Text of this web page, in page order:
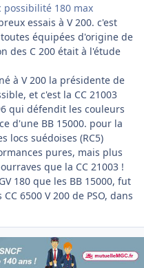
possibilité 180 max
essais à V 200. c'est
équipées d'origine de
des C 200 était à l'étude
à V 200 la présidente de
et c'est la CC 21003
qui défendit les couleurs
d'une BB 15000. pour la
locs suédoises (RC5)
pures, mais plus
que la CC 21003 !
180 que les BB 15000, fut
6500 V 200 de PSO, dans